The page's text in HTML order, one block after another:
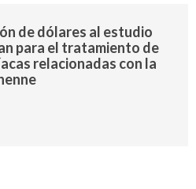
de dólares al estudio
para el tratamiento de
relacionadas con la